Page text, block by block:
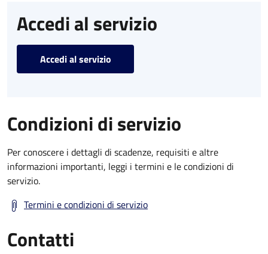
Accedi al servizio
Accedi al servizio
Condizioni di servizio
Per conoscere i dettagli di scadenze, requisiti e altre
informazioni importanti, leggi i termini e le condizioni di
servizio.
Termini e condizioni di servizio
Contatti